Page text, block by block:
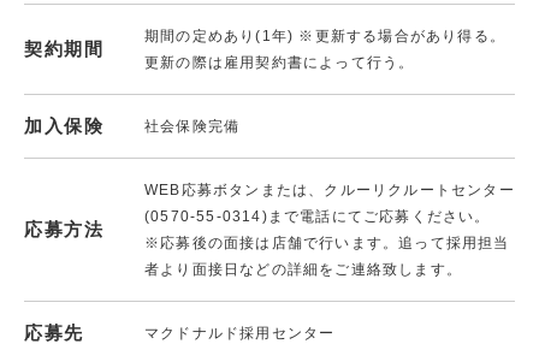
契約期間
期間の定めあり(1年) ※更新する場合があり得る。
更新の際は雇用契約書によって行う。
加入保険 社会保険完備
応募方法
WEB応募ボタンまたは、クルーリクルートセンター
(0570-55-0314)まで電話にてご応募ください。
※応募後の面接は店舗で行います。追って採用担当
者より面接日などの詳細をご連絡致します。
応募先 マクドナルド採用センター